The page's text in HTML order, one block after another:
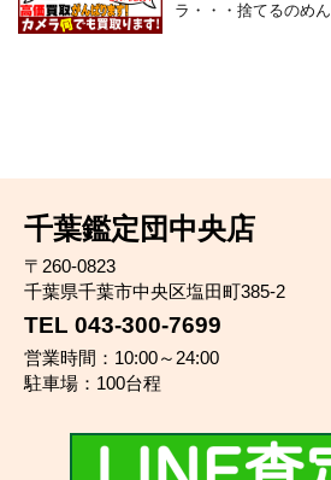
ラ・・・捨てるのめ
千葉鑑定団中央店
〒260-0823
千葉県千葉市中央区塩田町385-2
TEL 043-300-7699
営業時間：10:00～24:00
駐車場：100台程